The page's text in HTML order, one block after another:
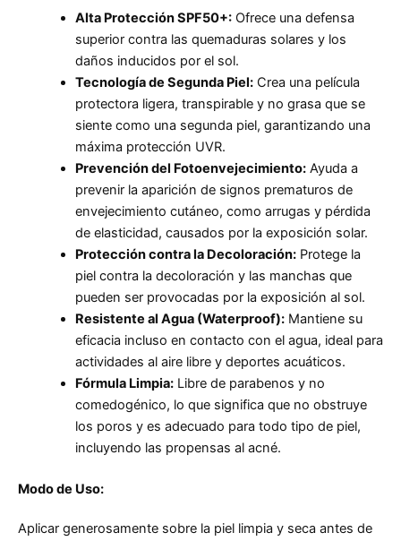
Alta Protección SPF50+:Ofrece una defensa
superior contra las quemaduras solares y los
daños inducidos por el sol.
Tecnología de Segunda Piel:Crea una película
protectora ligera, transpirable y no grasa que se
siente como una segunda piel, garantizando una
máxima protección UVR.
Prevención del Fotoenvejecimiento:Ayuda a
prevenir la aparición de signos prematuros de
envejecimiento cutáneo, como arrugas y pérdida
de elasticidad, causados por la exposición solar.
Protección contra la Decoloración:Protege la
piel contra la decoloración y las manchas que
pueden ser provocadas por la exposición al sol.
Resistente al Agua (Waterproof):Mantiene su
eficacia incluso en contacto con el agua, ideal para
actividades al aire libre y deportes acuáticos.
Fórmula Limpia:Libre de parabenos y no
comedogénico, lo que significa que no obstruye
los poros y es adecuado para todo tipo de piel,
incluyendo las propensas al acné.
Modo de Uso:
Aplicar generosamente sobre la piel limpia y seca antes de